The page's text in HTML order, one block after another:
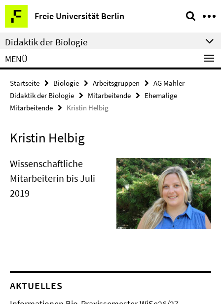
Springe
direkt
zu
Inhalt
Freie Universität Berlin
Service-
Navigation
Didaktik der Biologie
MENÜ
Startseite Biologie Arbeitsgruppen
AG Mahler -
Didaktik der Biologie
Mitarbeitende
Ehemalige
Mitarbeitende
Kristin Helbig
Kristin Helbig
Wissenschaftliche
Mitarbeiterin bis Juli
2019
AKTUELLES